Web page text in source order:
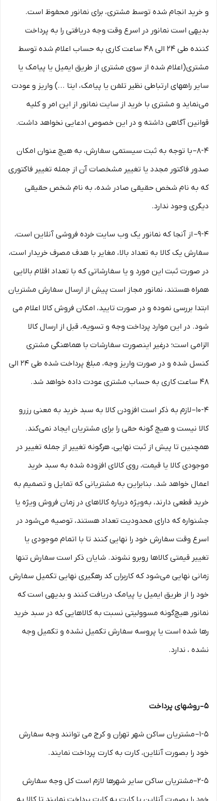
و خرید انجام شده توسط مشتری، برای نمانور محفوظ است.
بدیهی است نمانور در اسرع وقت وجه دریافتی را به پرداخت
کننده طی ۲۴ الی ۴۸ ساعت کاری به حساب اعلام شده توسط
مشتری(اعلام شده از سوی مشتری از طریق ایمیل یا پیامک یا
سایر راههای ارتباطی نظیر تلفن یا پیامک، ایتا ...) واریز و عودت
می‌نماید و مشتری با خرید از سایت نمانور از این امر و کلیه
قوانین آگاهی داشته و در این خصوص ادعایی نخواهد داشت.
8-۴– با توجه به ثبت سیستمی سفارش، به هیچ عنوان امکان
صدور فاکتور مجدد یا تغییر مشخصات آن از جمله تغییر فاکتوری
که به نام شخص حقیقی صادر شده، به نام شخص حقیقی
دیگری وجود ندارد.
9-۴– از آنجا که نمانور یک وب ‌سایت خرده‌ فروشی آنلاین است،
سفارش یک کالا به تعداد بالا، مغایر با هدف مصرف خریدار است،
در صورت ثبت این مورد و یا سفارشاتی که با تعداد اقلام بالایی
همراه هستند، نمانور مجاز است پیش از ارسال سفارش مشتریان
ابتدا بررسی نموده و در صورت تایید، امکان فروش کالا اعلام می
شود. در این موارد پرداخت وجه و تسویه، قبل از ارسال کالا
الزامی است؛ درغیر اینصورت سفارشات با هماهنگی مشتری
کنسل شده و در صورت واریز وجه، مبلغ پرداخت شده طی ۲۴ الی
۴۸ ساعت کاری به حساب مشتری عودت داده خواهد شد.
10-۴– لازم به ذکر است افزودن کالا به سبد خرید به معنی رزرو
کالا نیست و هیچ گونه حقی را برای مشتریان ایجاد نمی‌کند.
همچنین تا پیش از ثبت نهایی، هرگونه تغییر از جمله تغییر در
موجودی کالا یا قیمت، روی کالای افزوده شده به سبد خرید
اعمال خواهد شد. بنابراین به مشتریانی که تمایل و تصمیم به
خرید قطعی دارند، به‌ویژه درباره کالاهای در زمان فروش ویژه یا
جشنواره که دارای محدودیت تعداد هستند، توصیه می‌شود در
اسرع وقت سفارش خود را نهایی کنند تا با اتمام موجودی یا
تغییر قیمتی کالاها روبرو نشوند. شایان ذکر است سفارش تنها
زمانی نهایی می‌شود که کاربران کد رهگیری نهایی تکمیل سفارش
خود را از طریق ایمیل یا پیامک دریافت کنند و بدیهی است که
نمانور هیچ‌گونه مسوولیتی نسبت به کالاهایی که در سبد خرید
رها شده است یا پروسه سفارش تکمیل نشده و تکمیل وجه
نشده ، ندارد.
۵– روشهای پرداخت
۱-۵– مشتریان ساکن شهر تهران و کرج می توانند وجه سفارش
خود را بصورت آنلاین، کارت به کارت پرداخت نمایند.
۲-۵–مشتریان ساکن سایر شهرها لازم است کل وجه سفارش